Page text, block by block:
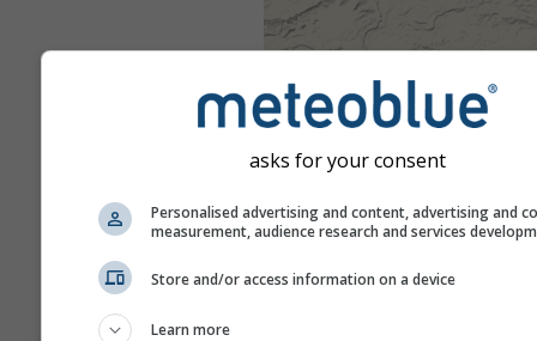
asks for your consent
Personalised advertising and content, advertising and
measurement, audience research and services
Store and/or access information on a device
Learn more